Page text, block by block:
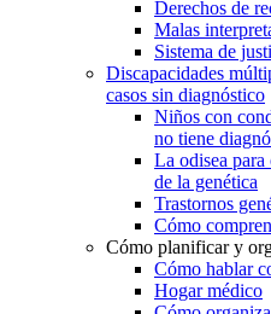
Derechos de
Malas
Sistema de
Discapacidades
casos sin diagnóstico
Niños con
no tiene
La odisea
de la genética
Trastornos
Cómo
Cómo planificar y
Cómo hablar
Hogar médico